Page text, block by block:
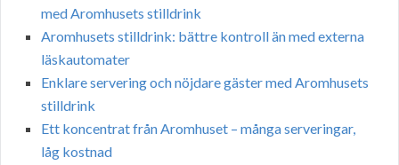
med Aromhusets stilldrink
Aromhusets stilldrink: bättre kontroll än med externa
läskautomater
Enklare servering och nöjdare gäster med Aromhusets
stilldrink
Ett koncentrat från Aromhuset – många serveringar,
låg kostnad